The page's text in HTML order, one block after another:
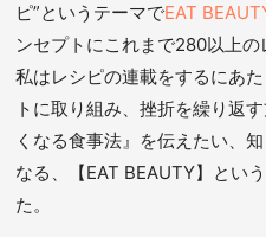
ピ”というテーマでEAT
ンセプトにこれまで280以上の
私はレシピの連載をするにあ
トに取り組み、挫折を繰り返
くなる食事法』を伝えたい、
なる、【EAT BEAUTY】とい
た。